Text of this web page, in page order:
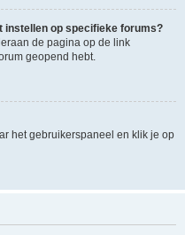
instellen op specifieke forums?
de pagina op de link
geopend hebt.
het gebruikerspaneel en klik je op